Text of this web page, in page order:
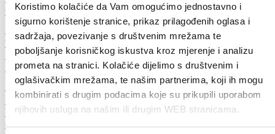
Koristimo kolačiće da Vam omogućimo jednostavno i
sigurno korištenje stranice, prikaz prilagođenih oglasa i
sadržaja, povezivanje s društvenim mrežama te
poboljšanje korisničkog iskustva kroz mjerenje i analizu
prometa na stranici. Kolačiće dijelimo s društvenim i
oglašivačkim mrežama, te našim partnerima, koji ih mogu
kombinirati s drugim podacima koje su prikupili uporabom
njihovih usluga na našim ili drugim WEB stranicama.
Ostalo
Maslac od oraha
100% namazi iz orašastih plodova
Slatki namazi od orašastih plodova
Proteinski namazi od orašastih plodova
Superfood
Zelena superhrana
Vlakna
Ostala superhrana